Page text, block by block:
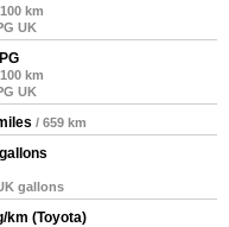
km
UK
km
UK
/ 659 km
gallons
km (Toyota)